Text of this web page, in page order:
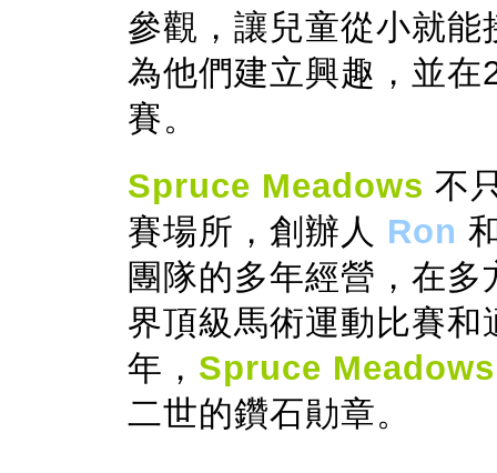
參觀，讓兒童從小就
為他們建立興趣，並
賽。
Spruce Meadows 不
賽場所，創辦人 Ron
團隊的多年經營，在
界頂級馬術運動比賽
年， Spruce Meadows
二世的鑽石勛章。